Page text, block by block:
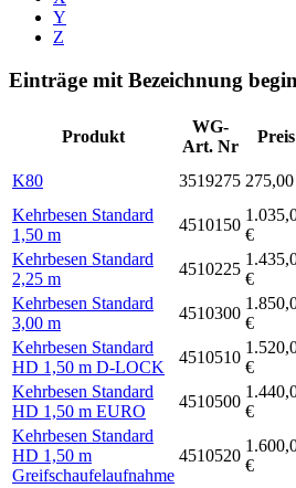
Y
Z
Einträge mit Bezeichnung
Produkt
WG-
Art. Nr
Preis
K80 3519275
Kehrbesen Standard
1,50 m
4510150
€
Kehrbesen Standard
2,25 m
4510225
€
Kehrbesen Standard
3,00 m
4510300
€
Kehrbesen Standard
HD 1,50 m D-LOCK
4510510
€
Kehrbesen Standard
HD 1,50 m EURO
4510500
€
Kehrbesen Standard
HD 1,50 m
Greifschaufelaufnahme
4510520
€